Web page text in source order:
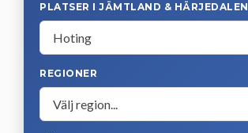
PLATSER I JÄMTLAND & HÄRJEDALEN
REGIONER